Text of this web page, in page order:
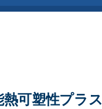
可塑性プラス